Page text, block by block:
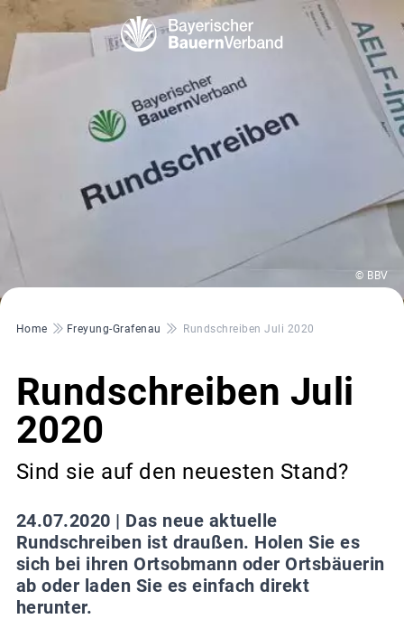
© BBV
Pfadnavigation
Home Freyung-Grafenau Rundschreiben Juli 2020
Rundschreiben Juli
2020
Sind sie auf den neuesten Stand?
24.07.2020 | Das neue aktuelle
Rundschreiben ist draußen. Holen Sie es
sich bei ihren Ortsobmann oder Ortsbäuerin
ab oder laden Sie es einfach direkt
herunter.